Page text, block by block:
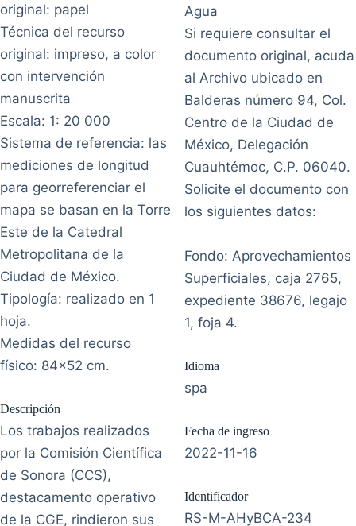
original: papel
Técnica del recurso
original: impreso, a color
con intervención
manuscrita
Escala: 1: 20 000
Sistema de referencia: las
mediciones de longitud
para georreferenciar el
mapa se basan en la Torre
Este de la Catedral
Metropolitana de la
Ciudad de México.
Tipología: realizado en 1
hoja.
Medidas del recurso
físico: 84x52 cm.
Descripción
Los trabajos realizados
por la Comisión Científica
de Sonora (CCS),
destacamento operativo
de la CGE, rindieron sus
Agua
Si requiere consultar el
documento original, acuda
al Archivo ubicado en
Balderas número 94, Col.
Centro de la Ciudad de
México, Delegación
Cuauhtémoc, C.P. 06040.
Solicite el documento con
los siguientes datos:
Fondo: Aprovechamientos
Superficiales, caja 2765,
expediente 38676, legajo
1, foja 4.
Idioma
spa
Fecha de ingreso
2022-11-16
Identificador
RS-M-AHyBCA-234